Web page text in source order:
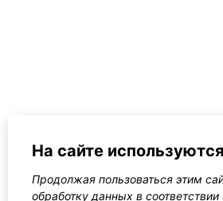
На сайте
Продолжая пользоваться этим
обработку данных в соответствии